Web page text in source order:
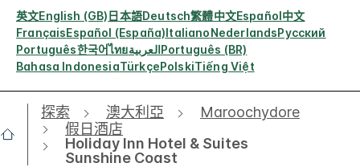
英文English (GB)日本語Deutsch繁體中文Español中文
FrançaisEspañol (España)ItalianoNederlandsРусский
Português한국어ไทยالعربيةPortuguês (BR)
Bahasa IndonesiaTürkçePolskiTiếng Việt
探索 澳大利亞
Maroochydore
假日酒店
Holiday Inn Hotel & Suites
Sunshine Coast